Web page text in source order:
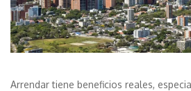
Arrendar tiene beneficios reales,